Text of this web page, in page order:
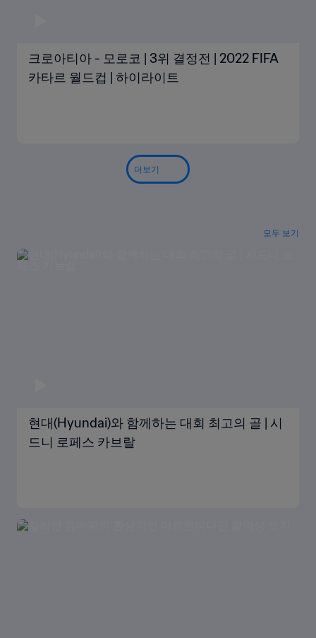
크로아티아 - 모로코 | 3위 결정전 | 2022 FIFA
카타르 월드컵 | 하이라이트
더보기
모두 보기
현대(Hyundai)와 함께하는 대회 최고의 골 | 시
드니 로페스 카브랄